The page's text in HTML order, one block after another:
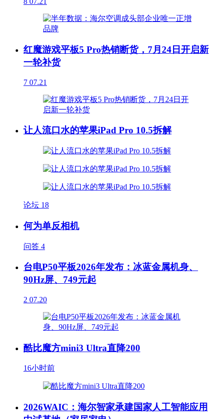
红魔游戏平板5 Pro热销断货，7月24日开启新
一轮补货
7 07.21
让人流口水的苹果iPad Pro 10.5拆解
论坛 18
何为单反相机
问答 4
台电P50平板2026年发布：冰蓝金属机身、
90Hz屏、749元起
2 07.20
酷比魔方mini3 Ultra直降200
16小时前
2026WAIC：海尔智家承建国家人工智能应用